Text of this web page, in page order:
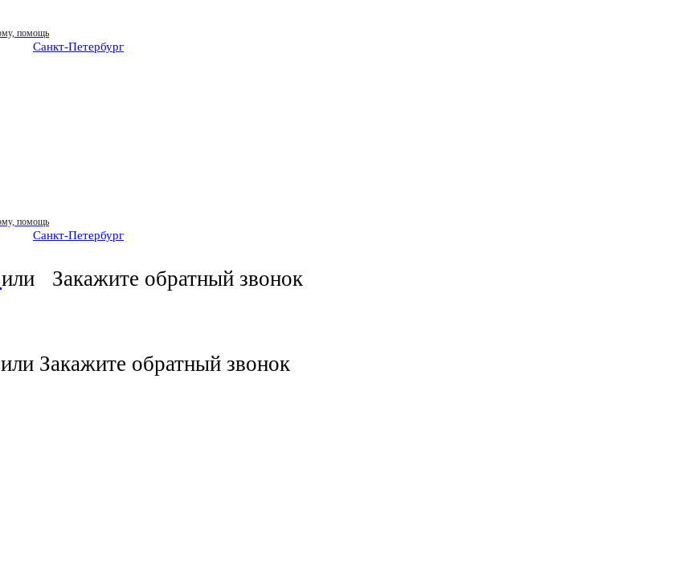
Санкт-Петербург
Санкт-Петербург
или Закажите обратный звонок
или Закажите обратный звонок